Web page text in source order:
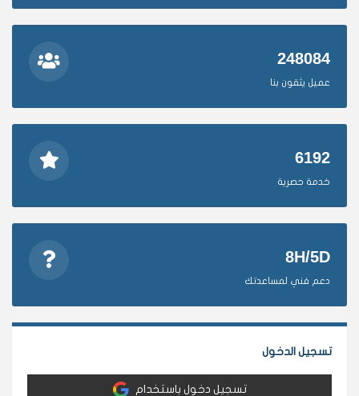
248084
عميل يثقون بنا
6192
خدمة حصرية
8H/5D
دعم فني لمساعدتك
تسجيل الدخول
تسجيل دخول باستخدام